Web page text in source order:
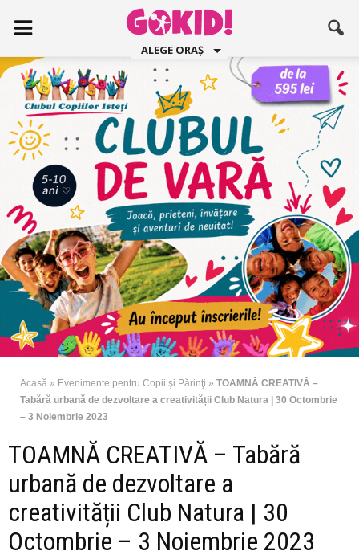
ALEGE ORAȘ
Acasă » Evenimente pentru Copii şi Părinţi » TOAMNĂ CREATIVĂ –
Tabără urbană de dezvoltare a creativității Club Natura | 30 Octombrie
– 3 Noiembrie 2023
TOAMNĂ CREATIVĂ – Tabără
urbană de dezvoltare a
creativității Club Natura | 30
Octombrie – 3 Noiembrie 2023